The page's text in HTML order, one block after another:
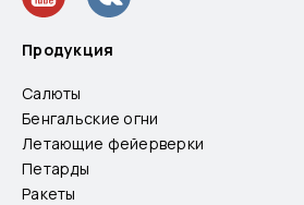
Продукция
Салюты
Бенгальские огни
Летающие фейерверки
Петарды
Ракеты